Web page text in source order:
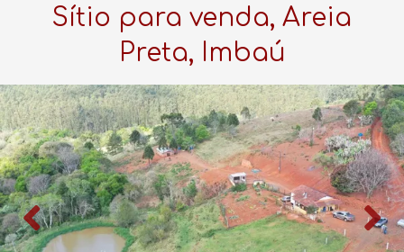
Sítio para venda, Areia
Preta, Imbaú